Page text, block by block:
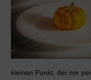
kleinen Punkt, der mir